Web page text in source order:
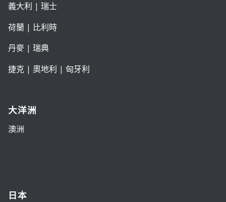
義大利 | 瑞士
荷蘭| 比利時
丹麥| 瑞典
捷克| 奧地利 | 匈牙利
大洋洲
澳洲
日本